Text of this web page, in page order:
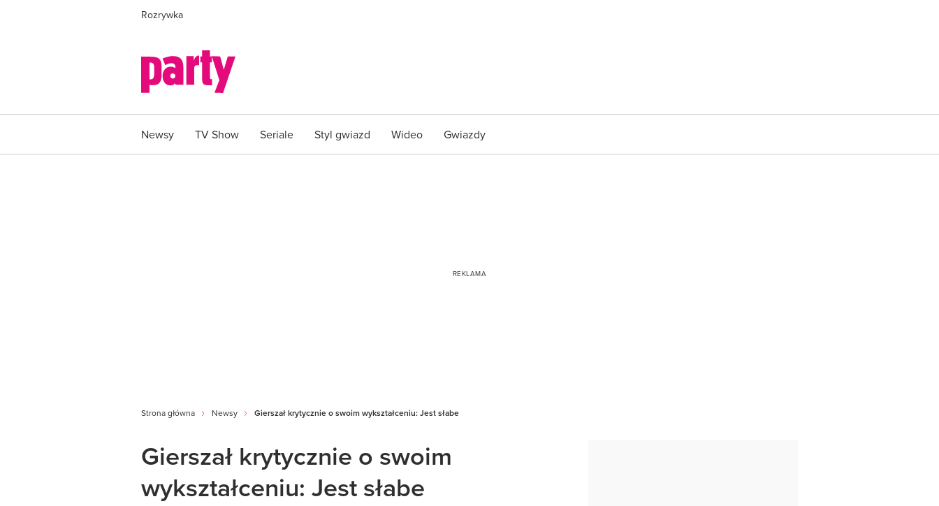
Rozrywka
Newsy TV Show Seriale Styl gwiazd Wideo Gwiazdy
Strona główna Newsy Gierszał krytycznie o swoim wykształceniu: Jest słabe
Gierszał krytycznie o swoim
wykształceniu: Jest słabe